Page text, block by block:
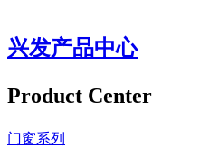
兴发产品中心
Product Center
门窗系列